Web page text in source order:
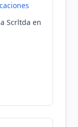
Scrltda en